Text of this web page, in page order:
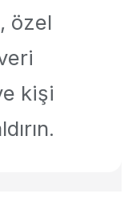
özel
kişi